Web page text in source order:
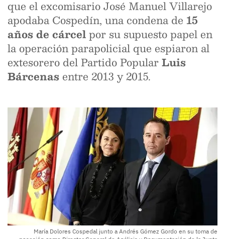
que el excomisario José Manuel Villarejo
apodaba Cospedín, una condena de 15
años de cárcelpor su supuesto papel en
la operación parapolicial que espiaron al
extesorero del Partido PopularLuis
Bárcenas entre 2013 y 2015.
María Dolores Cospedal junto a Andrés Gómez Gordo en su toma de